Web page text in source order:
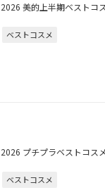
2026 美的上半期ベストコ
ベストコスメ
2026 プチプラベストコス
ベストコスメ